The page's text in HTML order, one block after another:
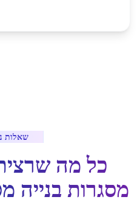
שאלות
כל מה
מסגרות בנייה